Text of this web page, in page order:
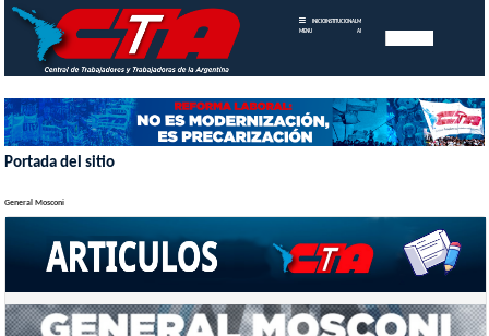
MENU
INICIOINSTITUCIONAL MEMORIAS
ANUALES
Portada del sitio
General Mosconi